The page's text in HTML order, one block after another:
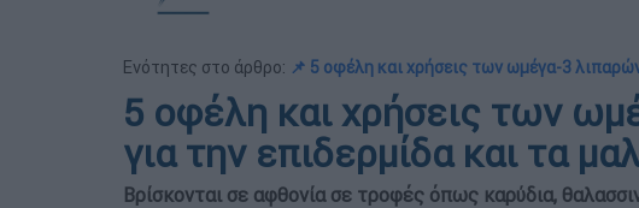
Ενότητες στο άρθρο: 📌 5 οφέλη και χρήσεις των ωμέγα-3
5 οφέλη και χρήσεις των
για την επιδερμίδα και τα
Βρίσκονται σε αφθονία σε τροφές όπως καρύδια,